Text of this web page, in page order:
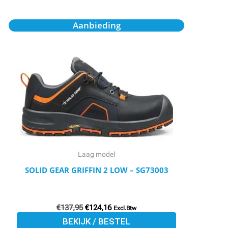
Aanbieding
Laag model
SOLID GEAR GRIFFIN 2 LOW – SG73003
€137,95
Oorspronkelijke
prijs
€124,16
Huidige
prijs
Excl.Btw
BEKIJK / BESTEL
Dit
variaties.
Deze
optie
kan
gekozen
worden
op